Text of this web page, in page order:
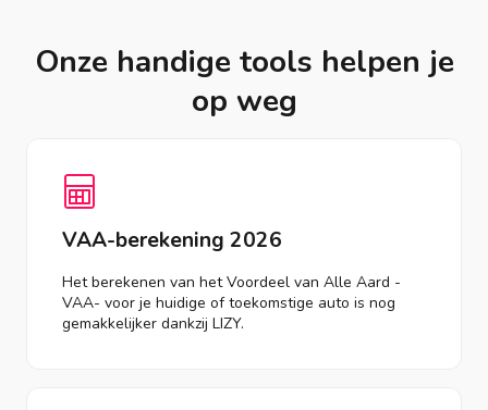
Onze handige tools helpen je
op weg
VAA-berekening 2026
Het berekenen van het Voordeel van Alle Aard -
VAA- voor je huidige of toekomstige auto is nog
gemakkelijker dankzij LIZY.